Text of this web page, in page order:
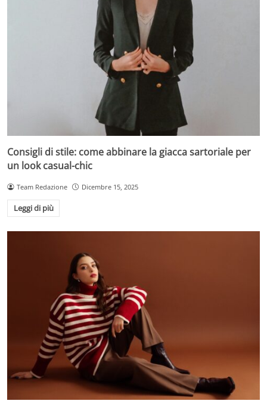
Consigli di stile: come abbinare la giacca sartoriale per
un look casual-chic
Team Redazione Dicembre 15, 2025
Leggi di più